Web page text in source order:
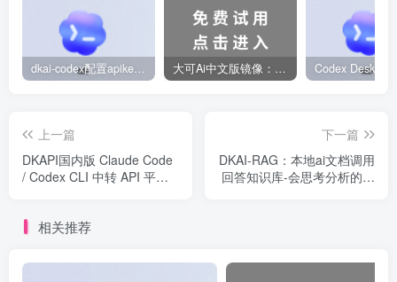
dkai-codex配置apikey设置中转站教程 大可Ai中文版镜像：支持 GPT-5.6 国内用户免费试用 2026更新
上一篇
DKAPI国内版 Claude Code
/ Codex CLI 中转 API 平台
下一篇
DKAI-RAG：本地ai文档调用
回答知识库-会思考分析的智
相关推荐